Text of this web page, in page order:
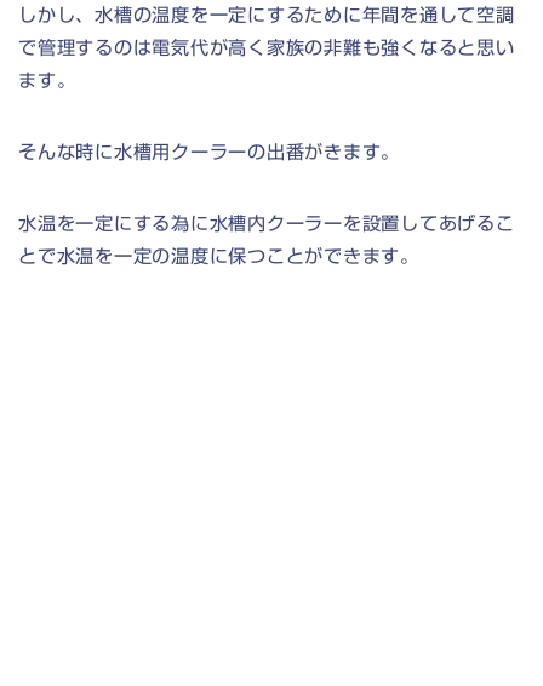
しかし、水槽の温度を一定にするために年間を通して空調
で管理するのは電気代が高く家族の非難も強くなると思い
ます。
そんな時に水槽用クーラーの出番がきます。
水温を一定にする為に水槽内クーラーを設置してあげるこ
とで水温を一定の温度に保つことができます。